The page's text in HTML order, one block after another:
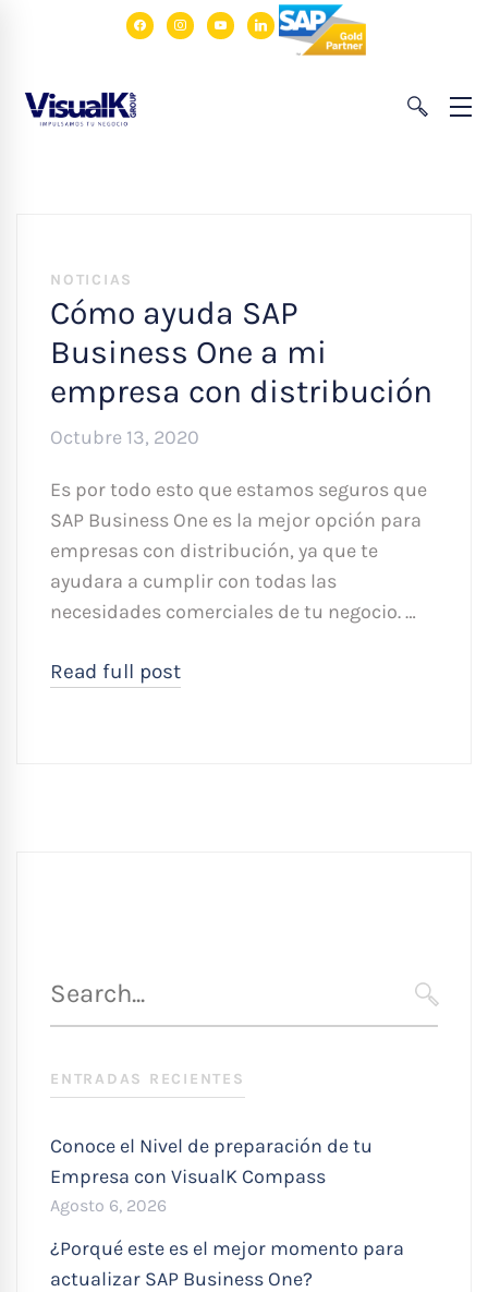
facebookinstagram
youtubelinkedin
NOTICIAS
Cómo ayuda SAP
Business One a mi
empresa con distribución
Octubre 13, 2020
Es por todo esto que estamos seguros que
SAP Business One es la mejor opción para
empresas con distribución, ya que te
ayudara a cumplir con todas las
necesidades comerciales de tu negocio. …
Read full post
para
ENTRADAS RECIENTES
Conoce el Nivel de preparación de tu
Empresa con VisualK Compass
Agosto 6, 2026
¿Porqué este es el mejor momento para
actualizar SAP Business One?